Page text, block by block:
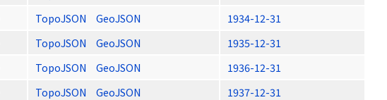
TopoJSON GeoJSON
1934-12-31
TopoJSON GeoJSON
1935-12-31
TopoJSON GeoJSON
1936-12-31
TopoJSON GeoJSON
1937-12-31